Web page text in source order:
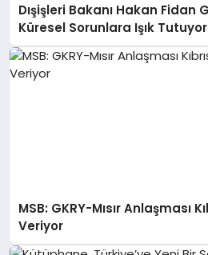
Dışişleri Bakanı Hakan Fidan
Küresel Sorunlara Işık Tutuyor
MSB: GKRY-Mısır Anlaşması
Veriyor